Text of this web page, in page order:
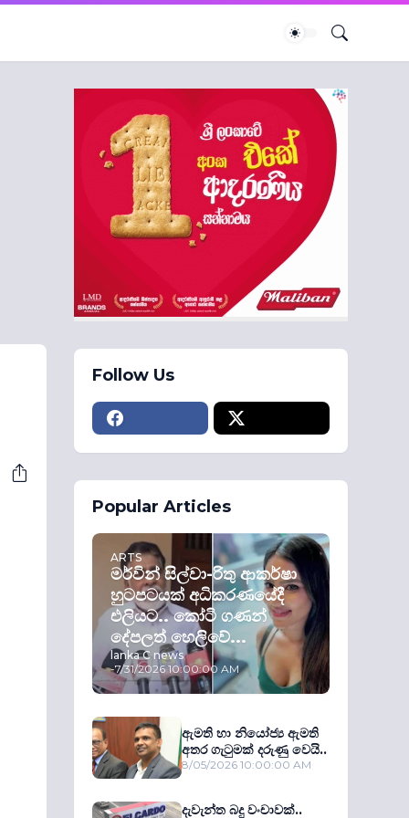
Follow Us
Popular Articles
ARTS
මර්වින් සිල්වා-රිතු ආකර්ෂා
හුටපටයක් අධිකරණයේදී
එලියට.. කෝටි ගණන්
දේපලත් හෙලිවේ...
lanka C news
-7/31/2026 10:00:00 AM
ඇමති හා නියෝජ්‍ය ඇමති
අතර ගැටුමක් දරුණු වෙයි..
8/05/2026 10:00:00 AM
දැවැන්ත බදු වංචාවක්..